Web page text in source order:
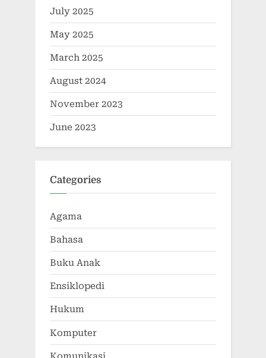
July 2025
May 2025
March 2025
August 2024
November 2023
June 2023
Categories
Agama
Bahasa
Buku Anak
Ensiklopedi
Hukum
Komputer